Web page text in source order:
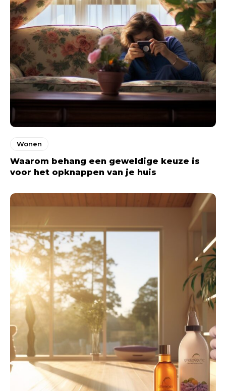
Wonen
Waarom behang een geweldige keuze is
voor het opknappen van je huis